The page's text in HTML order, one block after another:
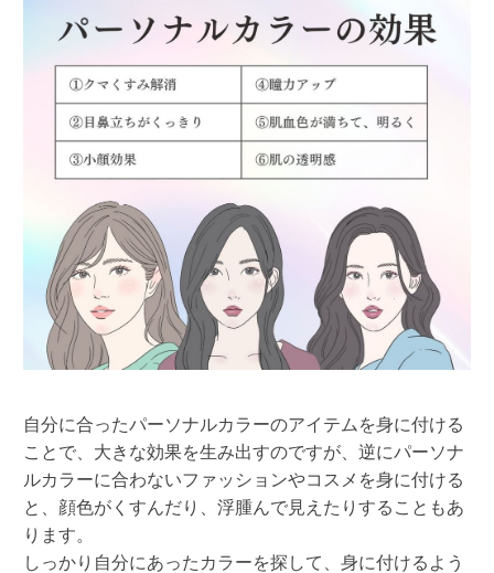
自分に合ったパーソナルカラーのアイテムを身に付ける
ことで、大きな効果を生み出すのですが、逆にパーソナ
ルカラーに合わないファッションやコスメを身に付ける
と、顔色がくすんだり、浮腫んで見えたりすることもあ
ります。
しっかり自分にあったカラーを探して、身に付けるよう